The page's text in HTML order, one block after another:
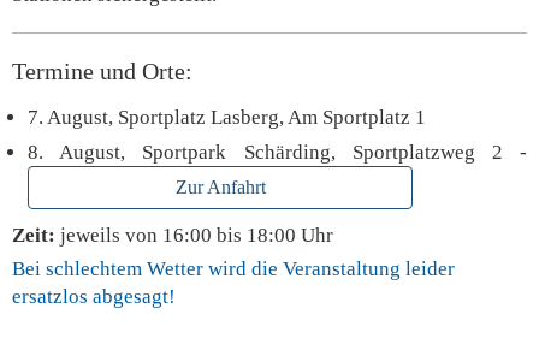
Termine und Orte:
7. August, Sportplatz Lasberg, Am Sportplatz 1
8. August, Sportpark Schärding, Sportplatzweg 2 -
Zur Anfahrt
Zeit: jeweils von 16:00 bis 18:00 Uhr
Bei schlechtem Wetter wird die Veranstaltung leider
ersatzlos abgesagt!